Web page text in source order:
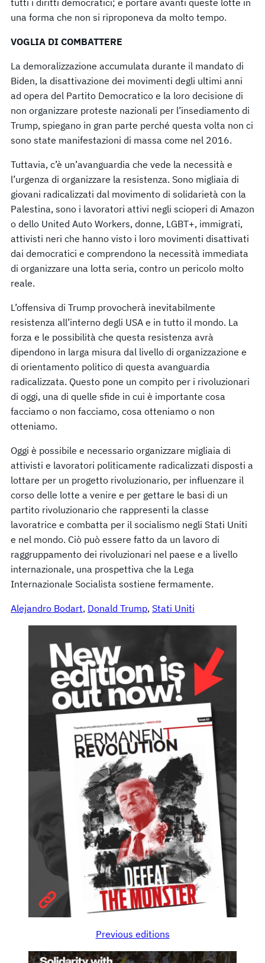
una forma che non si riproponeva da molto tempo.
VOGLIA DI COMBATTERE
La demoralizzazione accumulata durante il mandato di
Biden, la disattivazione dei movimenti degli ultimi anni
ad opera del Partito Democratico e la loro decisione di
non organizzare proteste nazionali per l’insediamento di
Trump, spiegano in gran parte perché questa volta non ci
sono state manifestazioni di massa come nel 2016.
Tuttavia, c’è un’avanguardia che vede la necessità e
l’urgenza di organizzare la resistenza. Sono migliaia di
giovani radicalizzati dal movimento di solidarietà con la
Palestina, sono i lavoratori attivi negli scioperi di Amazon
o dello United Auto Workers, donne, LGBT+, immigrati,
attivisti neri che hanno visto i loro movimenti disattivati
dai democratici e comprendono la necessità immediata
di organizzare una lotta seria, contro un pericolo molto
reale.
L’offensiva di Trump provocherà inevitabilmente
resistenza all’interno degli USA e in tutto il mondo. La
forza e le possibilità che questa resistenza avrà
dipendono in larga misura dal livello di organizzazione e
di orientamento politico di questa avanguardia
radicalizzata. Questo pone un compito per i rivoluzionari
di oggi, una di quelle sfide in cui è importante cosa
facciamo o non facciamo, cosa otteniamo o non
otteniamo.
Oggi è possibile e necessario organizzare migliaia di
attivisti e lavoratori politicamente radicalizzati disposti a
lottare per un progetto rivoluzionario, per influenzare il
corso delle lotte a venire e per gettare le basi di un
partito rivoluzionario che rappresenti la classe
lavoratrice e combatta per il socialismo negli Stati Uniti
e nel mondo. Ciò può essere fatto da un lavoro di
raggruppamento dei rivoluzionari nel paese e a livello
internazionale, una prospettiva che la Lega
Internazionale Socialista sostiene fermamente.
Alejandro Bodart, Donald Trump, Stati Uniti
Previous editions